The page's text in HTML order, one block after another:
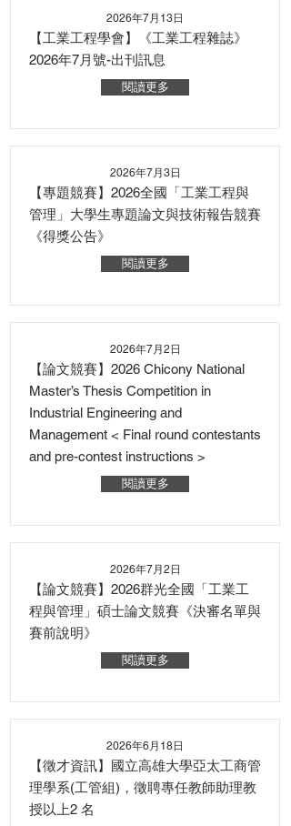
2026年7月13日
【工業工程學會】《工業工程雜誌》
2026年7月號-出刊訊息
閱讀更多
2026年7月3日
【專題競賽】2026全國「工業工程與
管理」大學生專題論文與技術報告競賽
《得獎公告》
閱讀更多
2026年7月2日
【論文競賽】2026 Chicony National
Master’s Thesis Competition in
Industrial Engineering and
Management < Final round contestants
and pre-contest instructions >
閱讀更多
2026年7月2日
【論文競賽】2026群光全國「工業工
程與管理」碩士論文競賽《決審名單與
賽前說明》
閱讀更多
2026年6月18日
【徵才資訊】國立高雄大學亞太工商管
理學系(工管組)，徵聘專任教師助理教
授以上2 名